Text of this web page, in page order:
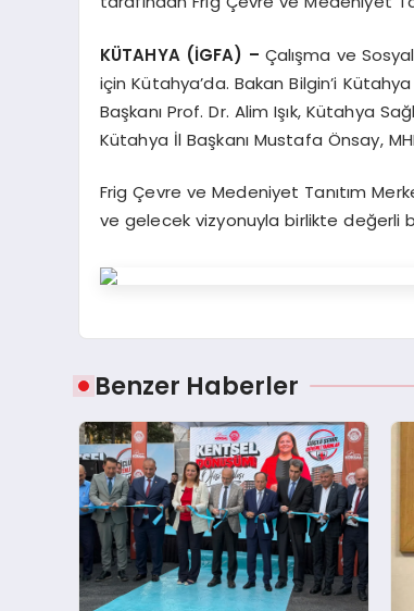
KÜTAHYA (İGFA) – Çalışma ve
için Kütahya’da. Bakan Bilgin’i
Başkanı Prof. Dr. Alim Işık, Kütahya
Kütahya İl Başkanı Mustafa Önsay,
Frig Çevre ve Medeniyet Tanıtım
ve gelecek vizyonuyla birlikte değerli
Benzer Haberler